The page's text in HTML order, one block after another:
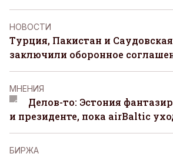
НОВОСТИ
Турция, Пакистан и
заключили оборонное
MНЕНИЯ
Делов-то: Эстония
и президенте, пока airBaltic
БИРЖА